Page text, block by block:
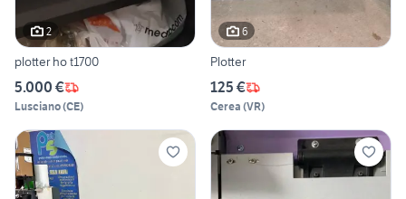
2
plotter ho t1700
5.000 €
Lusciano(CE)
6
Plotter
125 €
Cerea (VR)